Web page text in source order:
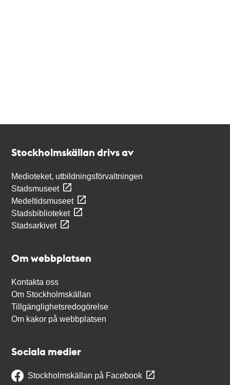
Stockholmskällan drivs av
Medioteket, utbildningsförvaltningen
Stadsmuseet
Medeltidsmuseet
Stadsbiblioteket
Stadsarkivet
Om webbplatsen
Kontakta oss
Om Stockholmskällan
Tillgänglighetsredogörelse
Om kakor på webbplatsen
Sociala medier
Stockholmskällan på Facebook